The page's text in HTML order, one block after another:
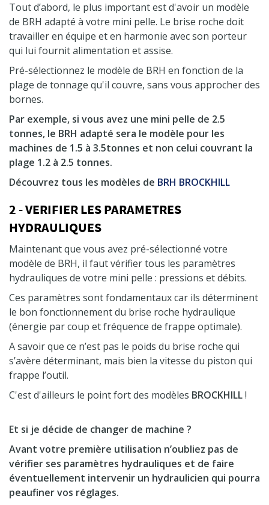
Tout d’abord, le plus important est d'avoir un modèle
de BRH adapté à votre mini pelle. Le brise roche doit
travailler en équipe et en harmonie avec son porteur
qui lui fournit alimentation et assise.
Pré-sélectionnez le modèle de BRH en fonction de la
plage de tonnage qu'il couvre, sans vous approcher des
bornes.
Par exemple, si vous avez une mini pelle de 2.5
tonnes, le BRH adapté sera le modèle pour les
machines de 1.5 à 3.5tonnes et non celui couvrant la
plage 1.2 à 2.5 tonnes.
Découvrez tous les modèles de BRH BROCKHILL
2 - VERIFIER LES PARAMETRES
HYDRAULIQUES
Maintenant que vous avez pré-sélectionné votre
modèle de BRH, il faut vérifier tous les paramètres
hydrauliques de votre mini pelle : pressions et débits.
Ces paramètres sont fondamentaux car ils déterminent
le bon fonctionnement du brise roche hydraulique
(énergie par coup et fréquence de frappe optimale).
A savoir que ce n’est pas le poids du brise roche qui
s’avère déterminant, mais bien la vitesse du piston qui
frappe l’outil.
C'est d'ailleurs le point fort des modèles BROCKHILL!
Et si je décide de changer de machine ?
Avant votre première utilisation n’oubliez pas de
vérifier ses paramètres hydrauliques et de faire
éventuellement intervenir un hydraulicien qui pourra
peaufiner vos réglages.